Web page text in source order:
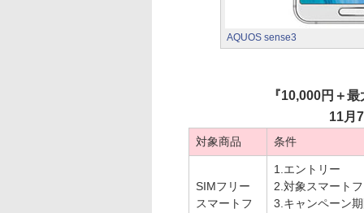
AQUOS sense3
『10,000円＋
11月
対象商品 条件
SIMフリー
スマートフ
1.エントリー
2.対象スマート
3.キャンペーン